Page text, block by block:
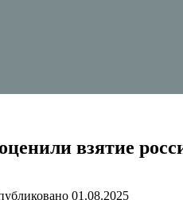
взятие
01.08.2025